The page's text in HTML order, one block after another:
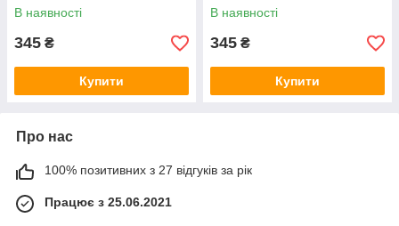
В наявності
345 ₴
Купити
В наявності
345 ₴
Купити
Про нас
100% позитивних з 27 відгуків за рік
Працює з 25.06.2021